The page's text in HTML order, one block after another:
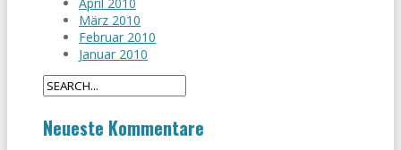
März 2010
Februar 2010
Januar 2010
Neueste Kommentare